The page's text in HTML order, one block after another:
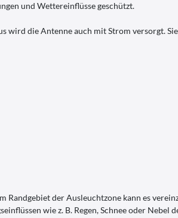
und Wettereinflüsse geschützt.
wird die Antenne auch mit Strom versorgt.
der Ausleuchtzone kann es
wie z. B. Regen, Schnee oder Nebel